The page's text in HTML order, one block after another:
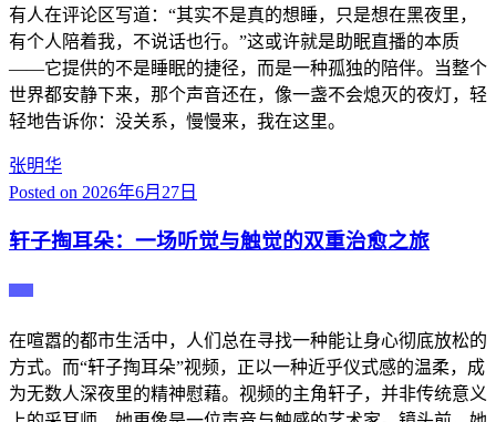
有人在评论区写道：“其实不是真的想睡，只是想在黑夜里，
有个人陪着我，不说话也行。”这或许就是助眠直播的本质
——它提供的不是睡眠的捷径，而是一种孤独的陪伴。当整个
世界都安静下来，那个声音还在，像一盏不会熄灭的夜灯，轻
轻地告诉你：没关系，慢慢来，我在这里。
张明华
Posted on 2026年6月27日
轩子掏耳朵：一场听觉与触觉的双重治愈之旅
在喧嚣的都市生活中，人们总在寻找一种能让身心彻底放松的
方式。而“轩子掏耳朵”视频，正以一种近乎仪式感的温柔，成
为无数人深夜里的精神慰藉。视频的主角轩子，并非传统意义